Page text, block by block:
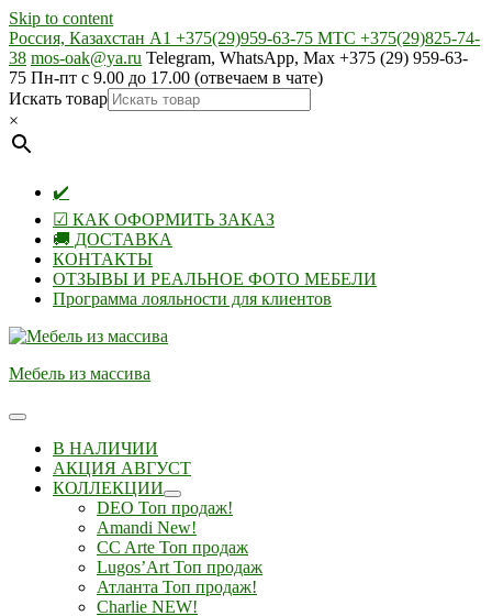
Skip to content
Россия, Казахстан А1 +375(29)959-63-75 МТС +375(29)825-74-
38 mos-oak@ya.ru Telegram, WhatsApp, Max +375 (29) 959-63-
75 Пн-пт с 9.00 до 17.00 (отвечаем в чате)
Искать товар
×
✔️
☑ КАК ОФОРМИТЬ ЗАКАЗ
🚚 ДОСТАВКА
КОНТАКТЫ
ОТЗЫВЫ И РЕАЛЬНОЕ ФОТО МЕБЕЛИ
Программа лояльности для клиентов
Мебель из массива
В НАЛИЧИИ
АКЦИЯ АВГУСТ
КОЛЛЕКЦИИ
DEO Топ продаж!
Amandi New!
CC Arte Топ продаж
Lugos’Art Топ продаж
Атланта Топ продаж!
Charlie NEW!